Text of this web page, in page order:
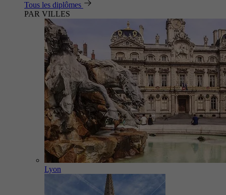
Tous les diplômes
PAR VILLES
Lyon